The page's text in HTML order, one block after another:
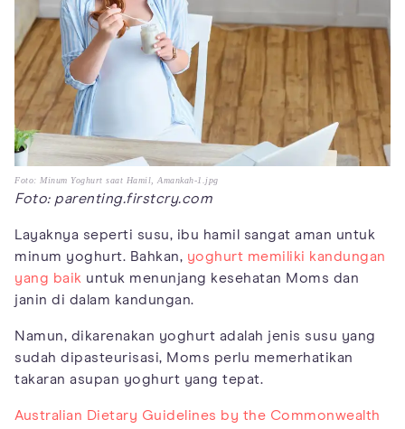
Foto: Minum Yoghurt saat Hamil, Amankah-1.jpg
Foto: parenting.firstcry.com
Layaknya seperti susu, ibu hamil sangat aman untuk
minum yoghurt. Bahkan, yoghurt memiliki kandungan
yang baik untuk menunjang kesehatan Moms dan
janin di dalam kandungan.
Namun, dikarenakan yoghurt adalah jenis susu yang
sudah dipasteurisasi, Moms perlu memerhatikan
takaran asupan yoghurt yang tepat.
Australian Dietary Guidelines by the Commonwealth